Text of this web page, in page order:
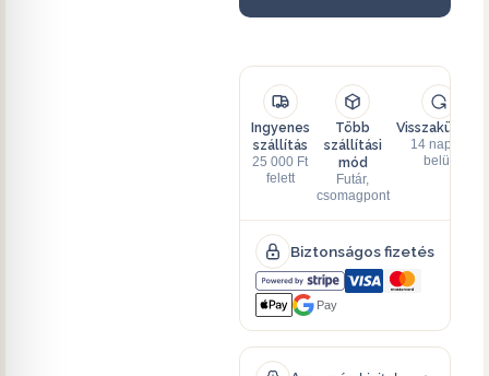
Ingyenes
szállítás
25 000 Ft
felett
Több
szállítási
mód
Futár,
csomagpont
Visszaküldés
14 napon
belül
Biztonságos fizetés
Pay